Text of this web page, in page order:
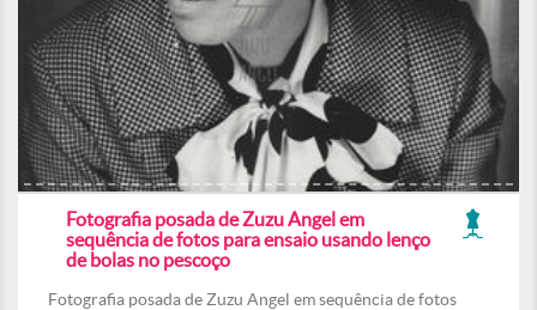
Fotografia posada de Zuzu Angel em
sequência de fotos para ensaio usando lenço
de bolas no pescoço
Fotografia posada de Zuzu Angel em sequência de fotos